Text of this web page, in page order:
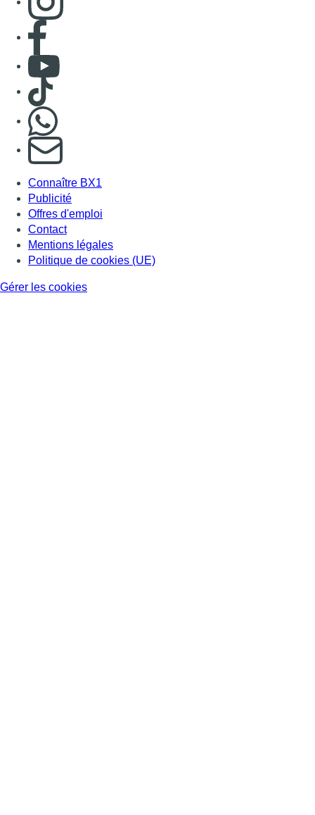
Consulter page Facebook
Consulter Youtube
Consulter TikTok
S'abonner à notre newsletter
Connaître BX1
Publicité
Offres d'emploi
Contact
Mentions légales
Politique de cookies (UE)
Gérer les cookies